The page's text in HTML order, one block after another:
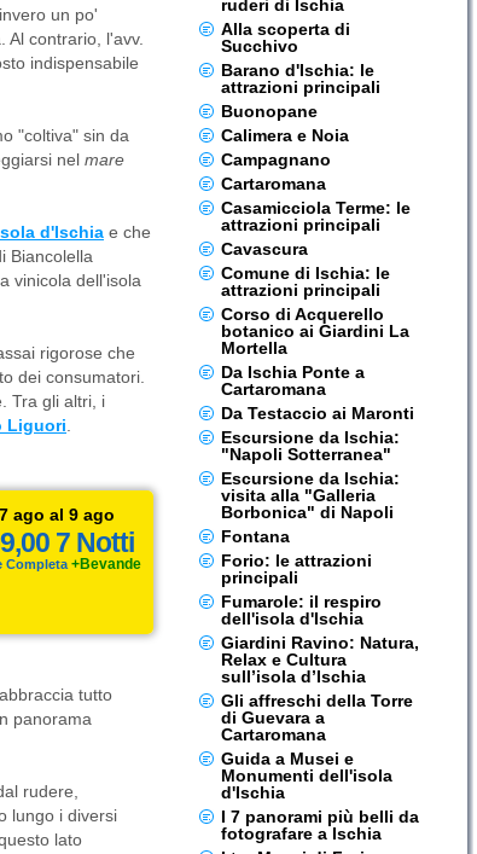
un po'
contrario, l'avv.
indispensabile
"coltiva" sin da
nel mare
d'Ischia e che
Biancolella
vinicola dell'isola
rigorose che
dei consumatori.
Tra gli altri, i
Liguori
ago al 9 ago
7 Notti
Completa +Bevande
tutto
panorama
rudere,
lungo i diversi
lato
ruderi di Ischia
Alla scoperta di
Succhivo
Barano d'Ischia: le
attrazioni principali
Buonopane
Calimera e Noia
Campagnano
Cartaromana
Casamicciola Terme: le
attrazioni principali
Cavascura
Comune di Ischia: le
attrazioni principali
Corso di Acquerello
botanico ai Giardini La
Mortella
Da Ischia Ponte a
Cartaromana
Da Testaccio ai Maronti
Escursione da Ischia:
"Napoli Sotterranea"
Escursione da Ischia:
visita alla "Galleria
Borbonica" di Napoli
Fontana
Forio: le attrazioni
principali
Fumarole: il respiro
dell'isola d'Ischia
Giardini Ravino: Natura,
Relax e Cultura
sull’isola d’Ischia
Gli affreschi della Torre
di Guevara a
Cartaromana
Guida a Musei e
Monumenti dell'isola
d'Ischia
I 7 panorami più belli da
fotografare a Ischia